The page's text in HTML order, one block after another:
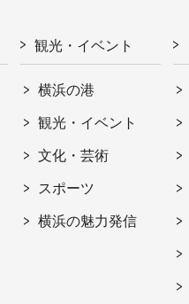
観光・イベント
横浜の港
観光・イベント
文化・芸術
スポーツ
横浜の魅力発信